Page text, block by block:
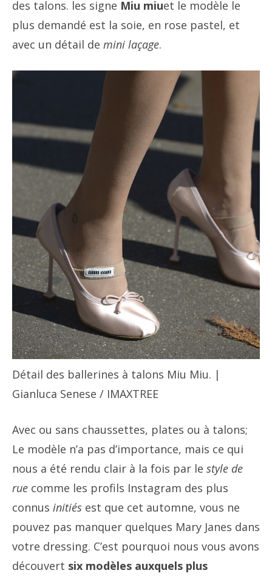
des talons. les signe Miu miuet le modèle le
plus demandé est la soie, en rose pastel, et
avec un détail de mini laçage.
Détail des ballerines à talons Miu Miu. |
Gianluca Senese / IMAXTREE
Avec ou sans chaussettes, plates ou à talons;
Le modèle n’a pas d’importance, mais ce qui
nous a été rendu clair à la fois par le style de
rue comme les profils Instagram des plus
connus initiés est que cet automne, vous ne
pouvez pas manquer quelques Mary Janes dans
votre dressing. C’est pourquoi nous vous avons
découvert six modèles auxquels plus